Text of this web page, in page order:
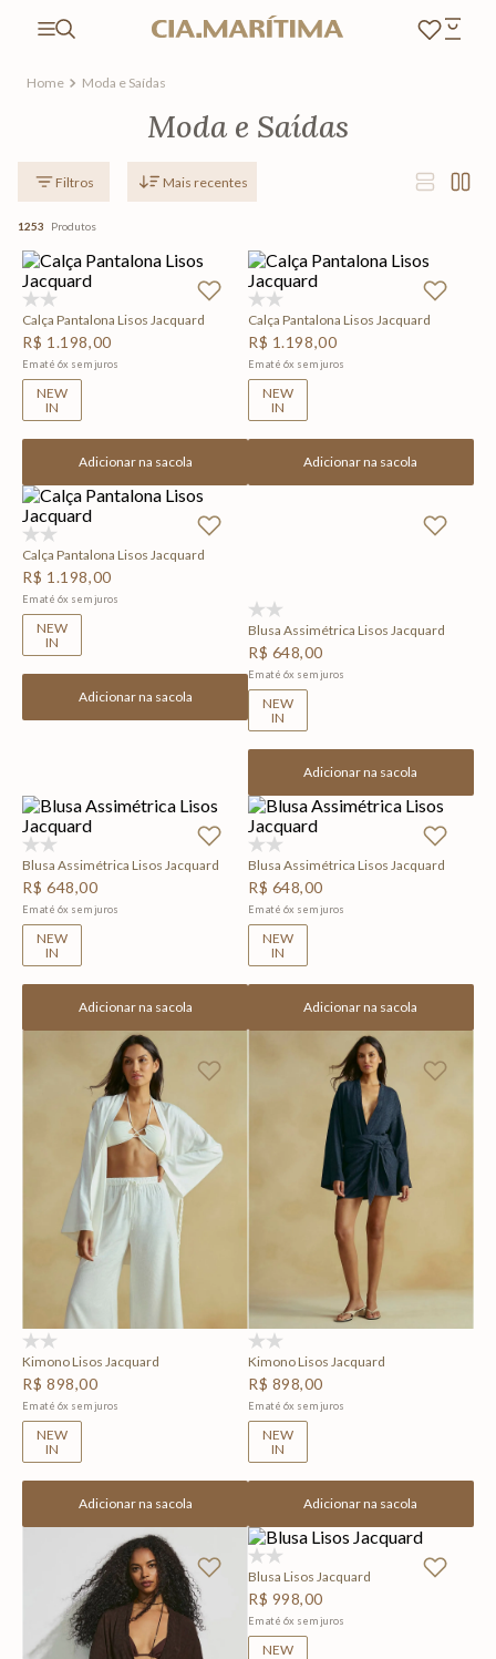
Moda e Saídas
Moda e Saídas
Mais recentes
1253 Produtos
Calça Pantalona Lisos Jacquard
R$ 1 .198,00
Em até6x sem juros
NEW
IN
Adicionar na sacola
Calça Pantalona Lisos Jacquard
R$ 1.198,00
Em até 6x sem juros
NEW
IN
Adicionar na sacola
Calça Pantalona Lisos Jacquard
R$ 1 .198,00
Em até6x sem juros
NEW
IN
Adicionar na sacola
Blusa Assimétrica Lisos Jacquard
R$ 648,00
Em até 6x sem juros
NEW
IN
Adicionar na sacola
Blusa Assimétrica Lisos Jacquard
R$ 648,00
Em até6x sem juros
NEW
IN
Adicionar na sacola
Blusa Assimétrica Lisos Jacquard
R$ 648,00
Em até 6x sem juros
NEW
IN
Adicionar na sacola
Kimono Lisos Jacquard
R$ 898,00
Em até6x sem juros
NEW
IN
Adicionar na sacola
Kimono Lisos Jacquard
R$ 898,00
Em até 6x sem juros
NEW
IN
Adicionar na sacola
Blusa Lisos Jacquard
R$ 998,00
Em até 6x sem juros
NEW